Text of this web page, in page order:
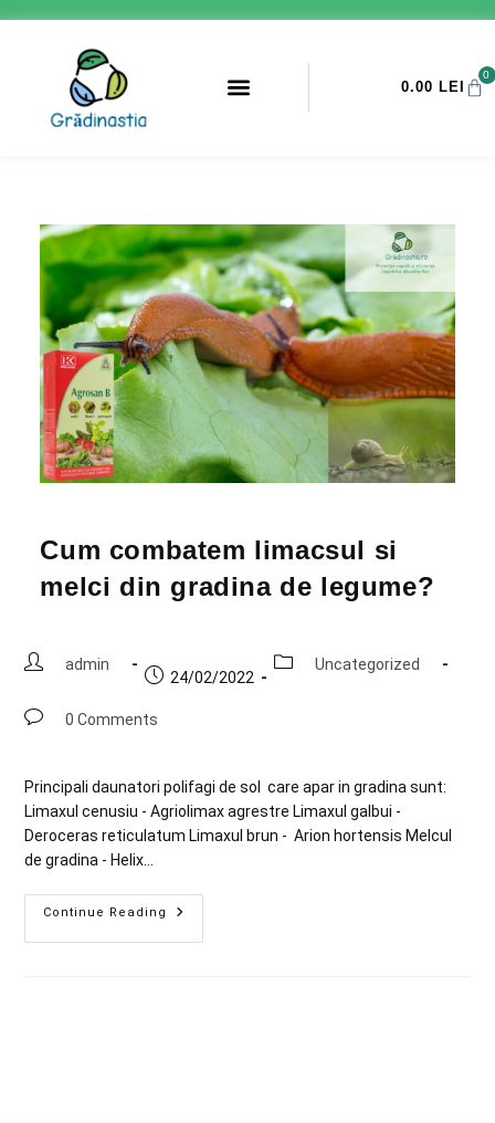
0.00 LEI
0
Cum combatem limacsul si
melci din gradina de legume?
admin
24/02/2022
Uncategorized
0 Comments
Principali daunatori polifagi de sol care apar in gradina sunt:
Limaxul cenusiu - Agriolimax agrestre Limaxul galbui -
Deroceras reticulatum Limaxul brun - Arion hortensis Melcul
de gradina - Helix…
Continue Reading